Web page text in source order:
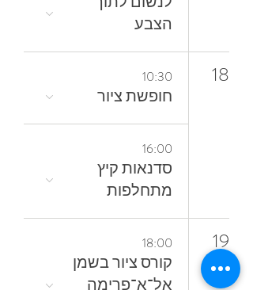
‬הצבע
18
10:30
חופשת ציור
16:00
סדנאות קיץ
מתחלפות
19
18:00
קורס ציור בשמן
אל־א־פרימה